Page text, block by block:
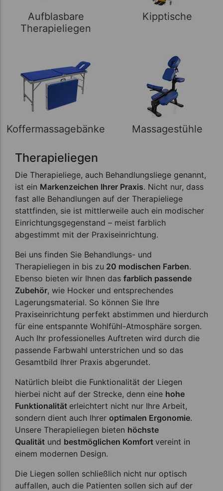
Aufblasbare
Therapieliegen
Kipptische
Koffermassagebänke Massagestühle
Therapieliegen
Die Therapieliege, auch Behandlungsliege genannt,
ist ein Markenzeichen Ihrer Praxis. Nicht nur, dass
fast alle Behandlungen auf der Therapieliege
stattfinden, sie ist mittlerweile auch ein modischer
Einrichtungsgegenstand – meist farblich
abgestimmt mit der Praxiseinrichtung.
Bei uns finden Sie Behandlungs- und
Therapieliegen in bis zu 20 modischen Farben.
Ebenso bieten wir Ihnen das farblich passende
Zubehör, wie Hocker und entsprechendes
Lagerungsmaterial. So können Sie Ihre
Praxiseinrichtung perfekt abstimmen und hierdurch
für eine entspannte Wohlfühl-Atmosphäre sorgen.
Auch Ihr professionelles Auftreten wird durch die
passende Farbwahl unterstrichen und so das
Gesamtbild Ihrer Praxis abgerundet.
Natürlich bleibt die Funktionalität der Liegen
hierbei nicht auf der Strecke, denn eine hohe
Funktionalität erleichtert nicht nur Ihre Arbeit,
sondern dient auch Ihrer optimalen Ergonomie.
Unsere Therapieliegen bieten höchste
Qualität und bestmöglichen Komfort vereint in
einem modernen Design.
Die Liegen sollen schließlich nicht nur optisch
auffallen, auch die Patienten sollen sich auf der